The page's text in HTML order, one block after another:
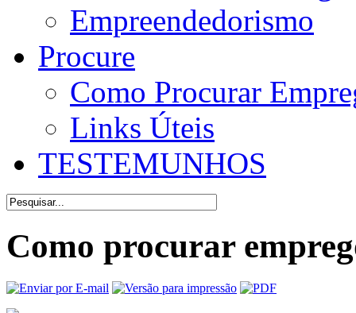
Empreendedorismo
Procure
Como Procurar
Links Úteis
TESTEMUNHOS
Como procurar